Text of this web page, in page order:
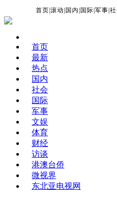
首页 |滚动 国内 国际 |军事 |
首页
最新
热点
国内
社会
国际
军事
文娱
体育
财经
访谈
港澳台侨
微视界
东北亚电视网